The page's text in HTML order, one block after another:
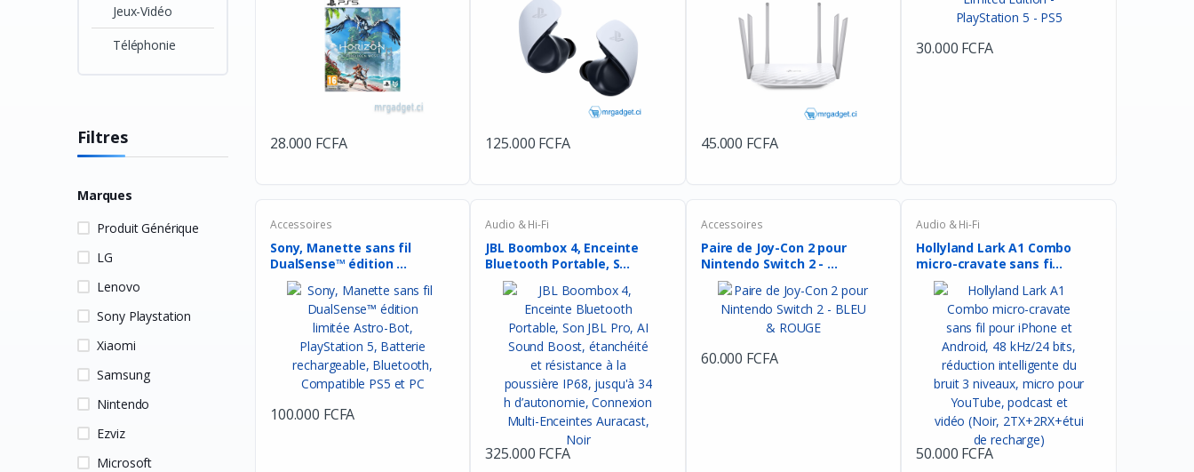
Jeux-Vidéo
Téléphonie
Filtres
Marques
Produit Générique
LG
Lenovo
Sony Playstation
Xiaomi
Samsung
Nintendo
Ezviz
Microsoft
28.000 FCFA 125.000 FCFA 45.000 FCFA
30.000 FCFA
Accessoires
Sony, Manette sans fil
DualSense™ édition ...
100.000 FCFA
Audio & Hi-Fi
JBL Boombox 4, Enceinte
Bluetooth Portable, S...
325.000 FCFA
Accessoires
Paire de Joy-Con 2 pour
Nintendo Switch 2 - ...
60.000 FCFA
Audio & Hi-Fi
Hollyland Lark A1 Combo
micro-cravate sans fi...
50.000 FCFA
OU